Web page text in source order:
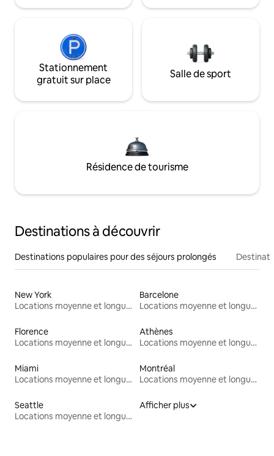
Stationnement
gratuit sur place
Salle de sport
Résidence de tourisme
Destinations à découvrir
Destinations populaires pour des séjours prolongés
New York
Locations moyenne et longue durée
Barcelone
Locations moyenne et longue durée
Florence
Locations moyenne et longue durée
Athènes
Locations moyenne et longue durée
Miami
Locations moyenne et longue durée
Montréal
Locations moyenne et longue durée
Seattle
Locations moyenne et longue durée
Afficher plus